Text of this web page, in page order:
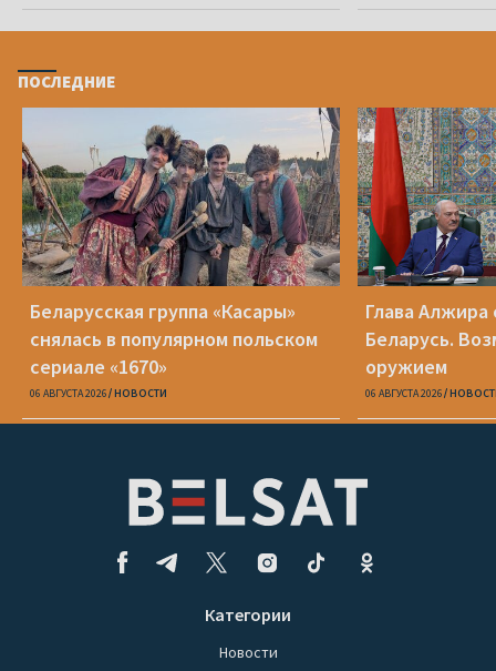
ПОСЛЕДНИЕ
Беларусская группа «Касары»
снялась в популярном польском
сериале «1670»
06 АВГУСТА 2026 НОВОСТИ
Глава Алжира
Беларусь.
оружием
06 АВГУСТА 2026
Категории
Новости